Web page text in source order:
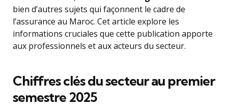
bien d’autres sujets qui façonnent le cadre de
l’assurance au Maroc. Cet article explore les
informations cruciales que cette publication apporte
aux professionnels et aux acteurs du secteur.
Chiffres clés du secteur au premier
semestre 2025